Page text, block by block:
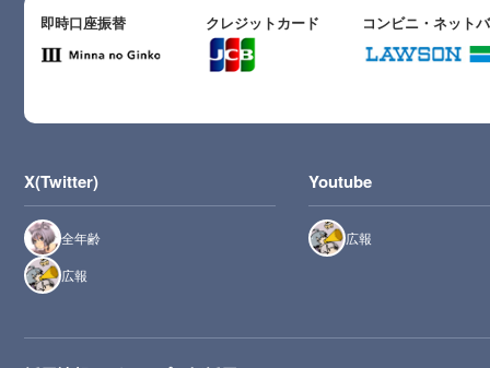
即時口座振替 クレジットカード コンビニ・ネット
X(Twitter)
全年齢
広報
Youtube
広報